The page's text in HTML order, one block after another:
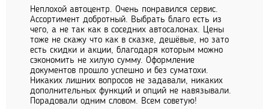
Неплохой автоцентр. Очень понравился сервис.
Ассортимент добротный. Выбрать благо есть из
чего, а не так как в соседних автосалонах. Цены
тоже не скажу что как в сказке, дешёвые, но зато
есть скидки и акции, благодаря которым можно
сэкономить не хилую сумму. Оформление
документов прошло успешно и без суматохи.
Никаких лишних вопросов не задавали, никаких
дополнительных функций и опций не навязывали.
Порадовали одним словом. Всем советую!